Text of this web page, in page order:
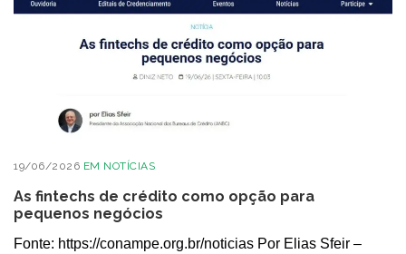
19/06/2026 EM NOTÍCIAS
As fintechs de crédito como opção para
pequenos negócios
Fonte: https://conampe.org.br/noticias Por Elias Sfeir –